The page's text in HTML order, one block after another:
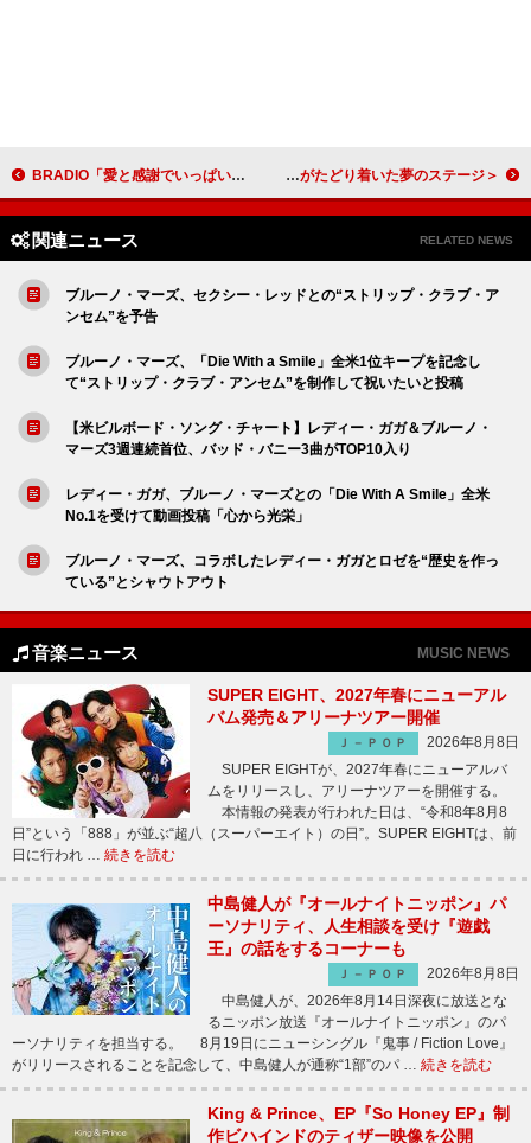
BRADIO「愛と感謝でいっぱいです」、結成15周年イヤー幕開けを飾ったワンマン【FUNKY SET】レポート到着 ＜ライブレポート＞Shiggy Jr.がビルボードライブでセッション 大人になった4人がたどり着いた夢のステージ
関連ニュース RELATED NEWS
ブルーノ・マーズ、セクシー・レッドとの“ストリップ・クラブ・ア
ンセム”を予告
ブルーノ・マーズ、「Die With a Smile」全米1位キープを記念し
て“ストリップ・クラブ・アンセム”を制作して祝いたいと投稿
【米ビルボード・ソング・チャート】レディー・ガガ＆ブルーノ・
マーズ3週連続首位、バッド・バニー3曲がTOP10入り
レディー・ガガ、ブルーノ・マーズとの「Die With A Smile」全米
No.1を受けて動画投稿「心から光栄」
ブルーノ・マーズ、コラボしたレディー・ガガとロゼを“歴史を作っ
ている”とシャウトアウト
音楽ニュース MUSIC NEWS
SUPER EIGHT、2027年春にニューアル
バム発売＆アリーナツアー開催
Ｊ－ＰＯＰ
2026年8月8日
SUPER EIGHTが、2027年春にニューアルバ
ムをリリースし、アリーナツアーを開催する。
本情報の発表が行われた日は、“令和8年8月8
日”という「888」が並ぶ“超八（スーパーエイト）の日”。SUPER EIGHTは、前
日に行われ … 続きを読む
中島健人が『オールナイトニッポン』パ
ーソナリティ、人生相談を受け『遊戯
王』の話をするコーナーも
Ｊ－ＰＯＰ
2026年8月8日
中島健人が、2026年8月14日深夜に放送とな
るニッポン放送『オールナイトニッポン』のパ
ーソナリティを担当する。 8月19日にニューシングル『鬼事 / Fiction Love』
がリリースされることを記念して、中島健人が通称“1部”のパ … 続きを読む
King & Prince、EP『So Honey EP』制
作ビハインドのティザー映像を公開